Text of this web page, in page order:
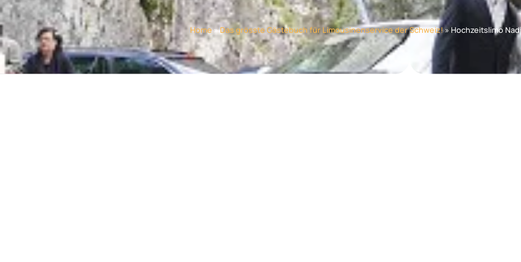
Home»Das grösste Gästebuch für Limousinenservice der Schweiz!»Hochzeitslimo